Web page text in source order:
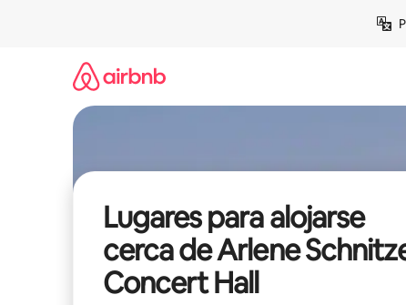
Lugares para alojarse
cerca de Arlene
Concert Hall